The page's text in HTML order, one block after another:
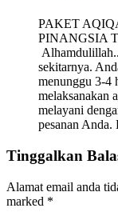
PAKET
PINANGSIA
sekitarnya.
menunggu 3-4
melaksanakan
melayani
pesanan
Tinggalkan
Alamat email anda
marked *